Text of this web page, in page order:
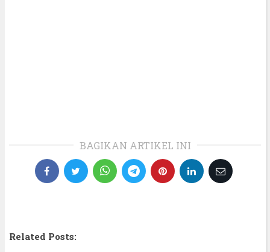
BAGIKAN ARTIKEL INI
Related Posts: